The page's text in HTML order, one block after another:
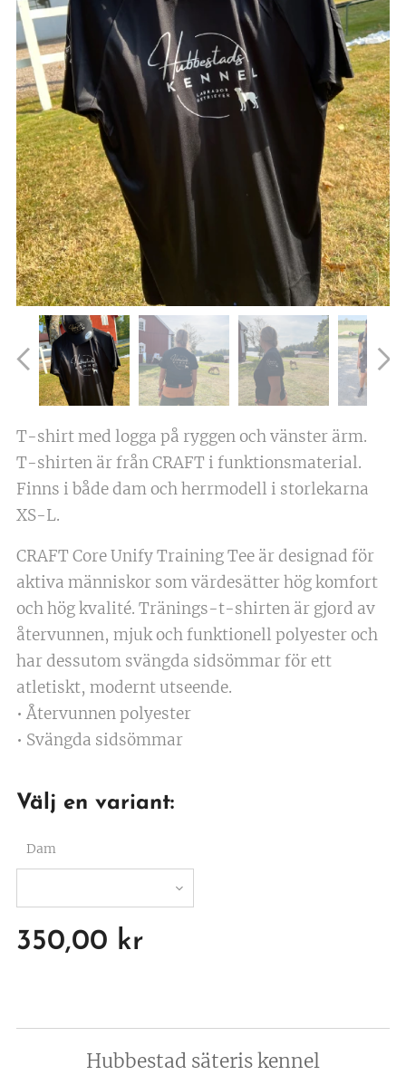
T-shirt med logga på ryggen och vänster ärm.
T-shirten är från CRAFT i funktionsmaterial.
Finns i både dam och herrmodell i storlekarna
XS-L.
CRAFT Core Unify Training Tee är designad för
aktiva människor som värdesätter hög komfort
och hög kvalité. Tränings-t-shirten är gjord av
återvunnen, mjuk och funktionell polyester och
har dessutom svängda sidsömmar för ett
atletiskt, modernt utseende.
• Återvunnen polyester
• Svängda sidsömmar
Välj en variant:
Dam
350,00 kr
Hubbestad säteris kennel